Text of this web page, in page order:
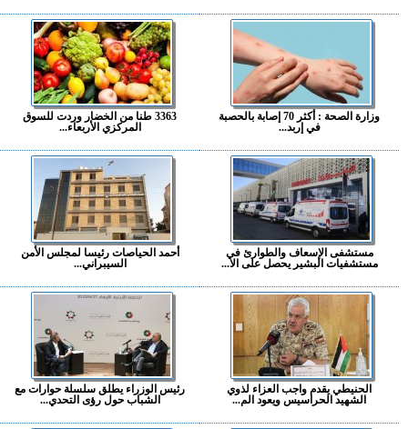
وزارة الصحة : أكثر 70 إصابة بالحصبة
في إربد...
3363 طنا من الخضار وردت للسوق
المركزي الأربعاء...
مستشفى الإسعاف والطوارئ في
مستشفيات البشير يحصل على الا...
أحمد الحياصات رئيسا لمجلس الأمن
السيبراني...
الحنيطي يقدم واجب العزاء لذوي
الشهيد الحراسيس ويعود الم...
رئيس الوزراء يطلق سلسلة حوارات مع
الشباب حول رؤى التحدي...